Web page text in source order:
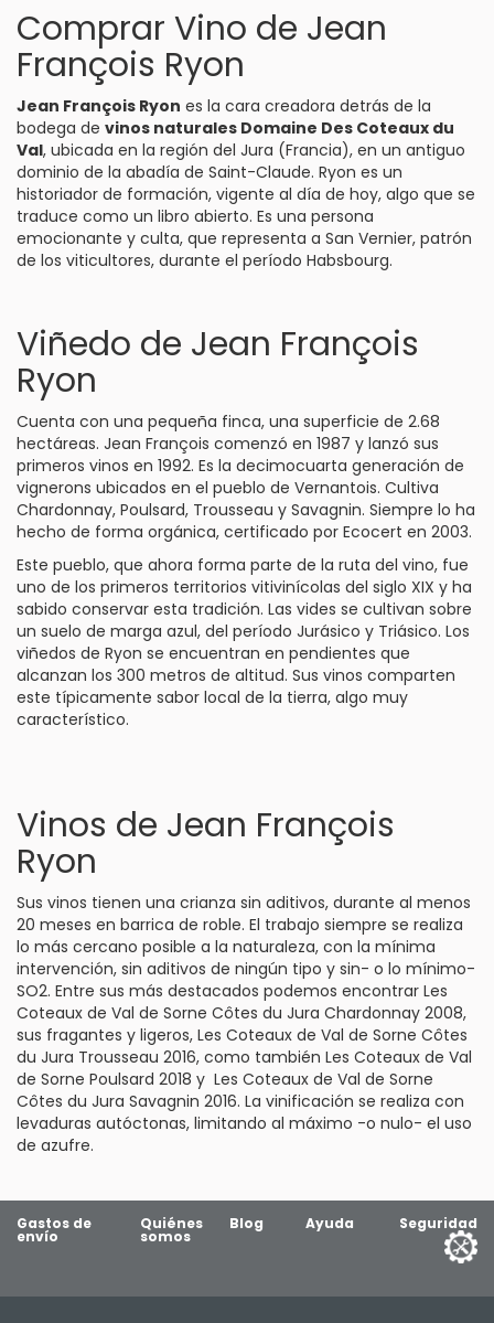
Comprar Vino de Jean
François Ryon
Jean François Ryon es la cara creadora detrás de la
bodega de vinos naturales Domaine Des Coteaux du
Val, ubicada en la región del Jura (Francia), en un antiguo
dominio de la abadía de Saint-Claude. Ryon es un
historiador de formación, vigente al día de hoy, algo que se
traduce como un libro abierto. Es una persona
emocionante y culta, que representa a San Vernier, patrón
de los viticultores, durante el período Habsbourg.
Viñedo de Jean François
Ryon
Cuenta con una pequeña finca, una superficie de 2.68
hectáreas. Jean François comenzó en 1987 y lanzó sus
primeros vinos en 1992. Es la decimocuarta generación de
vignerons ubicados en el pueblo de Vernantois. Cultiva
Chardonnay, Poulsard, Trousseau y Savagnin. Siempre lo ha
hecho de forma orgánica, certificado por Ecocert en 2003.
Este pueblo, que ahora forma parte de la ruta del vino, fue
uno de los primeros territorios vitivinícolas del siglo XIX y ha
sabido conservar esta tradición. Las vides se cultivan sobre
un suelo de marga azul, del período Jurásico y Triásico. Los
viñedos de Ryon se encuentran en pendientes que
alcanzan los 300 metros de altitud. Sus vinos comparten
este típicamente sabor local de la tierra, algo muy
característico.
Vinos de Jean François
Ryon
Sus vinos tienen una crianza sin aditivos, durante al menos
20 meses en barrica de roble. El trabajo siempre se realiza
lo más cercano posible a la naturaleza, con la mínima
intervención, sin aditivos de ningún tipo y sin- o lo mínimo-
SO2. Entre sus más destacados podemos encontrar Les
Coteaux de Val de Sorne Côtes du Jura Chardonnay 2008,
sus fragantes y ligeros, Les Coteaux de Val de Sorne Côtes
du Jura Trousseau 2016, como también Les Coteaux de Val
de Sorne Poulsard 2018 y Les Coteaux de Val de Sorne
Côtes du Jura Savagnin 2016. La vinificación se realiza con
levaduras autóctonas, limitando al máximo -o nulo- el uso
de azufre.
Gastos de
envío
Quiénes
somos
Blog Ayuda Seguridad